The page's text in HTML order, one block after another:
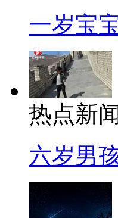
一岁宝
热点新
六岁男